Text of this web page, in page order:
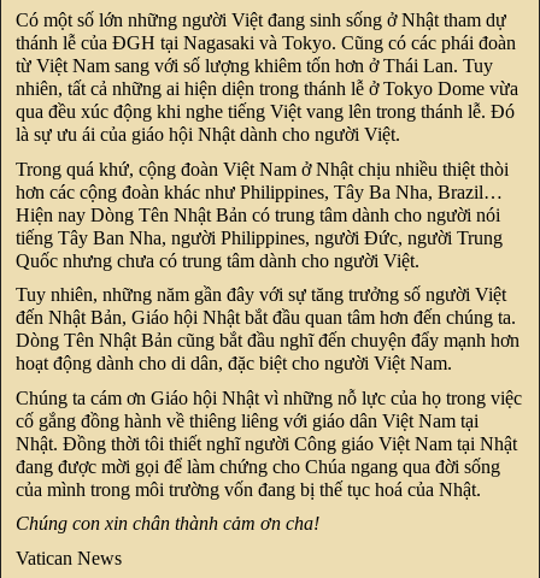
Có một số lớn những người Việt đang sinh sống ở Nhật tham dự
thánh lễ của ĐGH tại Nagasaki và Tokyo. Cũng có các phái đoàn
từ Việt Nam sang với số lượng khiêm tốn hơn ở Thái Lan. Tuy
nhiên, tất cả những ai hiện diện trong thánh lễ ở Tokyo Dome vừa
qua đều xúc động khi nghe tiếng Việt vang lên trong thánh lễ. Đó
là sự ưu ái của giáo hội Nhật dành cho người Việt.
Trong quá khứ, cộng đoàn Việt Nam ở Nhật chịu nhiều thiệt thòi
hơn các cộng đoàn khác như Philippines, Tây Ba Nha, Brazil…
Hiện nay Dòng Tên Nhật Bản có trung tâm dành cho người nói
tiếng Tây Ban Nha, người Philippines, người Đức, người Trung
Quốc nhưng chưa có trung tâm dành cho người Việt.
Tuy nhiên, những năm gần đây với sự tăng trưởng số người Việt
đến Nhật Bản, Giáo hội Nhật bắt đầu quan tâm hơn đến chúng ta.
Dòng Tên Nhật Bản cũng bắt đầu nghĩ đến chuyện đẩy mạnh hơn
hoạt động dành cho di dân, đặc biệt cho người Việt Nam.
Chúng ta cám ơn Giáo hội Nhật vì những nỗ lực của họ trong việc
cố gắng đồng hành về thiêng liêng với giáo dân Việt Nam tại
Nhật. Đồng thời tôi thiết nghĩ người Công giáo Việt Nam tại Nhật
đang được mời gọi để làm chứng cho Chúa ngang qua đời sống
của mình trong môi trường vốn đang bị thế tục hoá của Nhật.
Chúng con xin chân thành cảm ơn cha!
Vatican News